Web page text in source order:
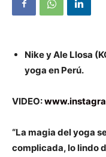
Nike y Ale Llosa
yoga en Perú.
VIDEO:
“La magia del yoga
complicada, lo lindo